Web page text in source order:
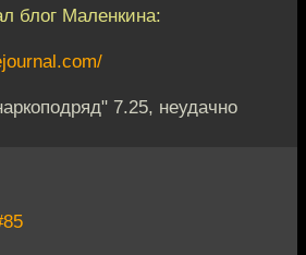
блог Маленкина:
7.25, неудачно